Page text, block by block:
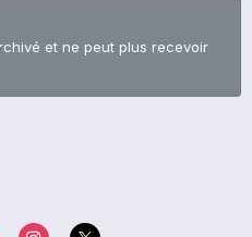
et ne peut plus recevoir